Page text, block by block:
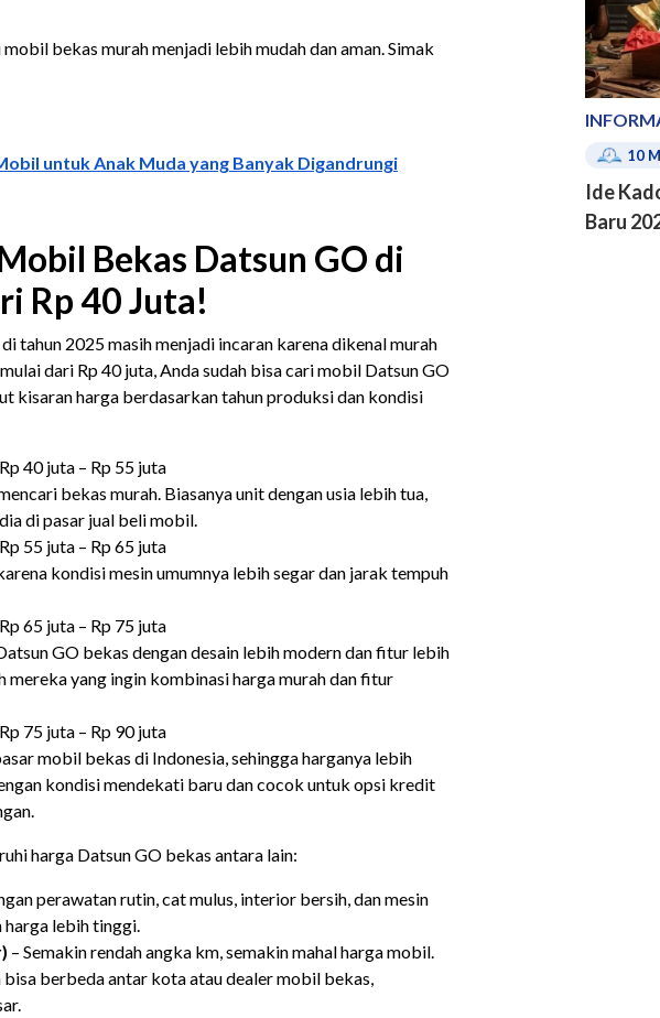
bekas murah menjadi lebih mudah dan aman. Simak
untuk Anak Muda yang Banyak Digandrungi
Bekas Datsun GO di
Rp 40 Juta!
tahun 2025 masih menjadi incaran karena dikenal murah
mulai dari Rp 40 juta, Anda sudah bisa cari mobil Datsun GO
kisaran harga berdasarkan tahun produksi dan kondisi
Rp 40 juta – Rp 55 juta
bekas murah. Biasanya unit dengan usia lebih tua,
di pasar jual beli mobil.
Rp 55 juta – Rp 65 juta
kondisi mesin umumnya lebih segar dan jarak tempuh
Rp 65 juta – Rp 75 juta
GO bekas dengan desain lebih modern dan fitur lebih
mereka yang ingin kombinasi harga murah dan fitur
Rp 75 juta – Rp 90 juta
mobil bekas di Indonesia, sehingga harganya lebih
kondisi mendekati baru dan cocok untuk opsi kredit
harga Datsun GO bekas antara lain:
perawatan rutin, cat mulus, interior bersih, dan mesin
harga lebih tinggi.
– Semakin rendah angka km, semakin mahal harga mobil.
bisa berbeda antar kota atau dealer mobil bekas,
10
Ide
Baru